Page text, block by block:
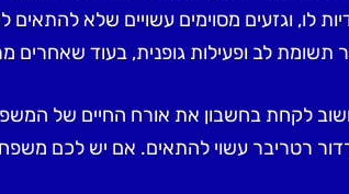
לו, וגזעים מסוימים עשויים שלא
תשומת לב ופעילות גופנית, בעוד שאחרים
לקחת בחשבון את אורח החיים של
רטריבר עשוי להתאים. אם יש לכם